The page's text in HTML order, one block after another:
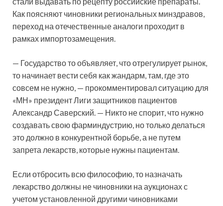
Как поясняют чиновники региональных минздравов,
переход на отечественные аналоги проходит в
рамках импортозамещения.
— Государство то объявляет, что отрегулирует рынок,
то начинает вести себя как жандарм, там, где это
совсем не нужно, — прокомментировал ситуацию для
«МН» президент Лиги защитников пациентов
Александр Саверский. — Никто не спорит, что нужно
создавать свою фарминдустрию, но только делаться
это должно в конкурентной борьбе, а не путем
запрета лекарств, которые нужны пациентам.
Если отбросить всю философию, то назначать
лекарство должны не чиновники на аукционах с
учетом установленной другими чиновниками